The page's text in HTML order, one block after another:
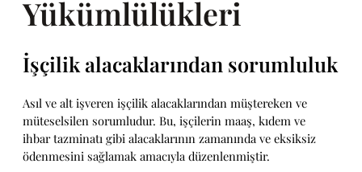
Yükümlülükleri
İşçilik alacaklarından sorumluluk
Asıl ve alt işveren işçilik alacaklarından müştereken ve
müteselsilen sorumludur. Bu, işçilerin maaş, kıdem ve
ihbar tazminatı gibi alacaklarının zamanında ve eksiksiz
ödenmesini sağlamak amacıyla düzenlenmiştir.